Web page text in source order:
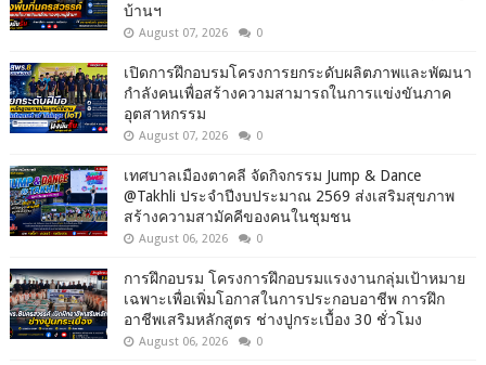
บ้านฯ
August 07, 2026 0
เปิดการฝึกอบรมโครงการยกระดับผลิตภาพและพัฒนา
กำลังคนเพื่อสร้างความสามารถในการแข่งขันภาค
อุตสาหกรรม
August 07, 2026 0
เทศบาลเมืองตาคลี จัดกิจกรรม Jump & Dance
@Takhli ประจำปีงบประมาณ 2569 ส่งเสริมสุขภาพ
สร้างความสามัคคีของคนในชุมชน
August 06, 2026 0
การฝึกอบรม โครงการฝึกอบรมแรงงานกลุ่มเป้าหมาย
เฉพาะเพื่อเพิ่มโอกาสในการประกอบอาชีพ การฝึก
อาชีพเสริมหลักสูตร ช่างปูกระเบื้อง 30 ชั่วโมง
August 06, 2026 0